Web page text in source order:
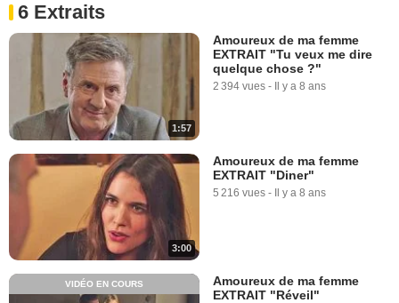
6 Extraits
1:57
Amoureux de ma femme
EXTRAIT "Tu veux me dire
quelque chose ?"
2 394 vues - Il y a 8 ans
3:00
Amoureux de ma femme
EXTRAIT "Diner"
5 216 vues - Il y a 8 ans
VIDÉO EN COURS
Amoureux de ma femme
EXTRAIT "Réveil"